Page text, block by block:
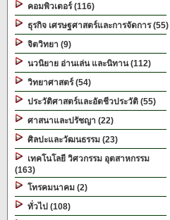
คอมพิวเตอร์ (116)
ธุรกิจ เศรษฐศาสตร์และการจัดการ (55)
จิตวิทยา (9)
นวนิยาย อ่านเล่น และนิทาน (112)
วิทยาศาสตร์ (54)
ประวัติศาสตร์และอัตชีวประวัติ (55)
ศาสนาและปรัชญา (22)
ศิลปะและวัฒนธรรม (23)
เทคโนโลยี วิศวกรรม อุตสาหกรรม
(163)
โทรคมนาคม (2)
ทั่วไป (108)